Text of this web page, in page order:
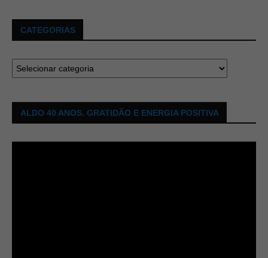
CATEGORIAS
ALDO 40 ANOS. GRATIDÃO E ENERGIA POSITIVA